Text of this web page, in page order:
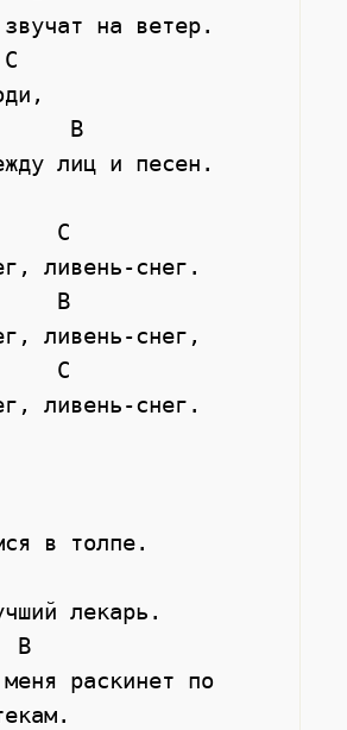
на ветер.
лиц и песен.
ливень-снег.
ливень-снег,
ливень-снег.
в толпе.
лекарь.
раскинет по